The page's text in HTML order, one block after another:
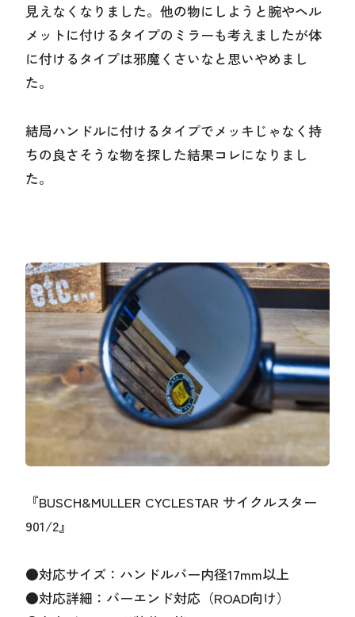
見えなくなりました。他の物にしようと腕やヘル
メットに付けるタイプのミラーも考えましたが体
に付けるタイプは邪魔くさいなと思いやめまし
た。
結局ハンドルに付けるタイプでメッキじゃなく持
ちの良さそうな物を探した結果コレになりまし
た。
『BUSCH&MULLER CYCLESTAR サイクルスター
901/2』
●対応サイズ：ハンドルバー内径17mm以上
●対応詳細：バーエンド対応（ROAD向け）